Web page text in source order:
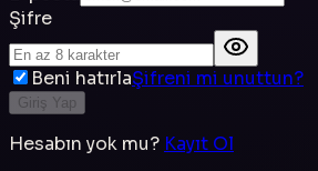
Şifre
Beni hatırlaŞifreni mi unuttun?
Giriş Yap
Hesabın yok mu? Kayıt Ol